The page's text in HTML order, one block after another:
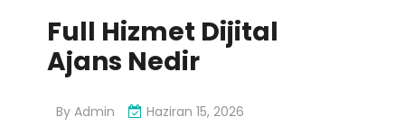
Full Hizmet Dijital
Ajans Nedir
By Admin Haziran 15, 2026